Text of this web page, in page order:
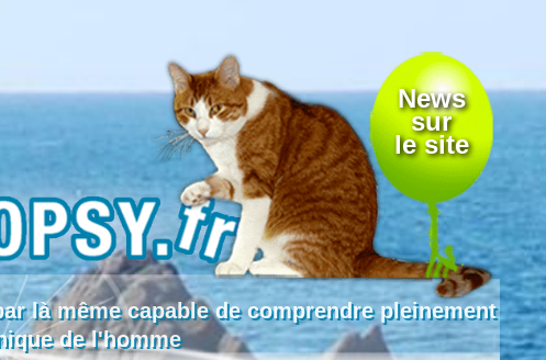
News
sur
le site
là même capable de comprendre pleinement
de l'homme